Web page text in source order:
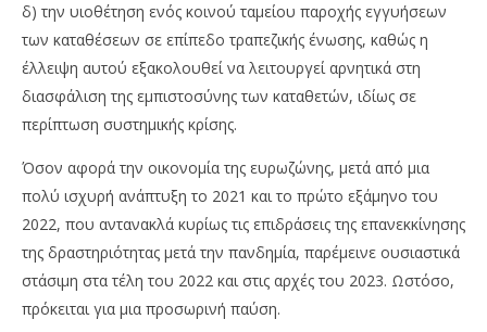
δ) την υιοθέτηση ενός κοινού ταμείου παροχής εγγυήσεων
των καταθέσεων σε επίπεδο τραπεζικής ένωσης, καθώς η
έλλειψη αυτού εξακολουθεί να λειτουργεί αρνητικά στη
διασφάλιση της εμπιστοσύνης των καταθετών, ιδίως σε
περίπτωση συστημικής κρίσης.
Όσον αφορά την οικονομία της ευρωζώνης, μετά από μια
πολύ ισχυρή ανάπτυξη το 2021 και το πρώτο εξάμηνο του
2022, που αντανακλά κυρίως τις επιδράσεις της επανεκκίνησης
της δραστηριότητας μετά την πανδημία, παρέμεινε ουσιαστικά
στάσιμη στα τέλη του 2022 και στις αρχές του 2023. Ωστόσο,
πρόκειται για μια προσωρινή παύση.